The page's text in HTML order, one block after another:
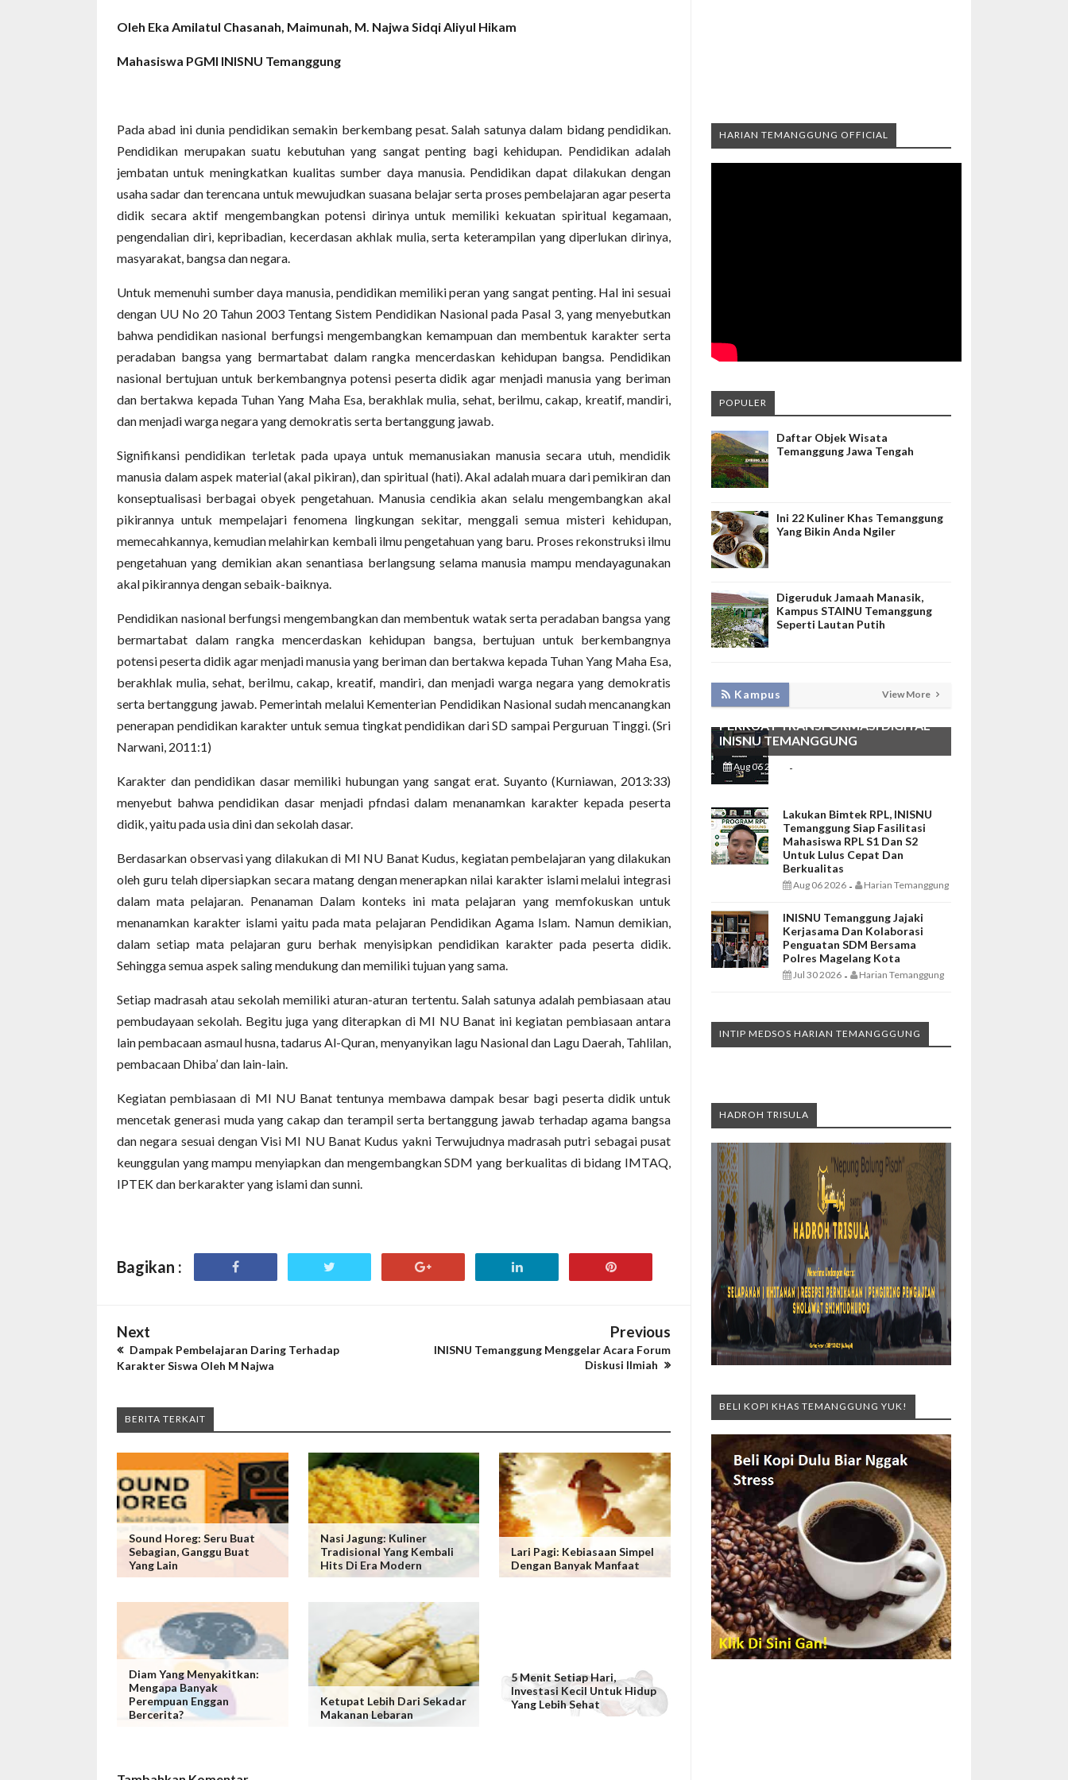
Oleh Eka Amilatul Chasanah, Maimunah, M. Najwa Sidqi Aliyul Hikam
Mahasiswa PGMI INISNU Temanggung
Pada abad ini dunia pendidikan semakin berkembang pesat. Salah satunya dalam bidang pendidikan.
Pendidikan merupakan suatu kebutuhan yang sangat penting bagi kehidupan. Pendidikan adalah
jembatan untuk meningkatkan kualitas sumber daya manusia. Pendidikan dapat dilakukan dengan
usaha sadar dan terencana untuk mewujudkan suasana belajar serta proses pembelajaran agar peserta
didik secara aktif mengembangkan potensi dirinya untuk memiliki kekuatan spiritual kegamaan,
pengendalian diri, kepribadian, kecerdasan akhlak mulia, serta keterampilan yang diperlukan dirinya,
masyarakat, bangsa dan negara.
Untuk memenuhi sumber daya manusia, pendidikan memiliki peran yang sangat penting. Hal ini sesuai
dengan UU No 20 Tahun 2003 Tentang Sistem Pendidikan Nasional pada Pasal 3, yang menyebutkan
bahwa pendidikan nasional berfungsi mengembangkan kemampuan dan membentuk karakter serta
peradaban bangsa yang bermartabat dalam rangka mencerdaskan kehidupan bangsa. Pendidikan
nasional bertujuan untuk berkembangnya potensi peserta didik agar menjadi manusia yang beriman
dan bertakwa kepada Tuhan Yang Maha Esa, berakhlak mulia, sehat, berilmu, cakap, kreatif, mandiri,
dan menjadi warga negara yang demokratis serta bertanggung jawab.
Signifikansi pendidikan terletak pada upaya untuk memanusiakan manusia secara utuh, mendidik
manusia dalam aspek material (akal pikiran), dan spiritual (hati). Akal adalah muara dari pemikiran dan
konseptualisasi berbagai obyek pengetahuan. Manusia cendikia akan selalu mengembangkan akal
pikirannya untuk mempelajari fenomena lingkungan sekitar, menggali semua misteri kehidupan,
memecahkannya, kemudian melahirkan kembali ilmu pengetahuan yang baru. Proses rekonstruksi ilmu
pengetahuan yang demikian akan senantiasa berlangsung selama manusia mampu mendayagunakan
akal pikirannya dengan sebaik-baiknya.
Pendidikan nasional berfungsi mengembangkan dan membentuk watak serta peradaban bangsa yang
bermartabat dalam rangka mencerdaskan kehidupan bangsa, bertujuan untuk berkembangnya
potensi peserta didik agar menjadi manusia yang beriman dan bertakwa kepada Tuhan Yang Maha Esa,
berakhlak mulia, sehat, berilmu, cakap, kreatif, mandiri, dan menjadi warga negara yang demokratis
serta bertanggung jawab. Pemerintah melalui Kementerian Pendidikan Nasional sudah mencanangkan
penerapan pendidikan karakter untuk semua tingkat pendidikan dari SD sampai Perguruan Tinggi. (Sri
Narwani, 2011:1)
Karakter dan pendidikan dasar memiliki hubungan yang sangat erat. Suyanto (Kurniawan, 2013:33)
menyebut bahwa pendidikan dasar menjadi pfndasi dalam menanamkan karakter kepada peserta
didik, yaitu pada usia dini dan sekolah dasar.
Berdasarkan observasi yang dilakukan di MI NU Banat Kudus, kegiatan pembelajaran yang dilakukan
oleh guru telah dipersiapkan secara matang dengan menerapkan nilai karakter islami melalui integrasi
dalam mata pelajaran. Penanaman Dalam konteks ini mata pelajaran yang memfokuskan untuk
menanamkan karakter islami yaitu pada mata pelajaran Pendidikan Agama Islam. Namun demikian,
dalam setiap mata pelajaran guru berhak menyisipkan pendidikan karakter pada peserta didik.
Sehingga semua aspek saling mendukung dan memiliki tujuan yang sama.
Setiap madrasah atau sekolah memiliki aturan-aturan tertentu. Salah satunya adalah pembiasaan atau
pembudayaan sekolah. Begitu juga yang diterapkan di MI NU Banat ini kegiatan pembiasaan antara
lain pembacaan asmaul husna, tadarus Al-Quran, menyanyikan lagu Nasional dan Lagu Daerah, Tahlilan,
pembacaan Dhiba’ dan lain-lain.
Kegiatan pembiasaan di MI NU Banat tentunya membawa dampak besar bagi peserta didik untuk
mencetak generasi muda yang cakap dan terampil serta bertanggung jawab terhadap agama bangsa
dan negara sesuai dengan Visi MI NU Banat Kudus yakni Terwujudnya madrasah putri sebagai pusat
keunggulan yang mampu menyiapkan dan mengembangkan SDM yang berkualitas di bidang IMTAQ,
IPTEK dan berkarakter yang islami dan sunni.
Bagikan :
Next
Dampak Pembelajaran Daring Terhadap
Karakter Siswa Oleh M Najwa
Previous
INISNU Temanggung Menggelar Acara Forum
Diskusi Ilmiah
BERITA TERKAIT
Sound Horeg: Seru Buat
Sebagian, Ganggu Buat
Yang Lain
Nasi Jagung: Kuliner
Tradisional Yang Kembali
Hits Di Era Modern
Lari Pagi: Kebiasaan Simpel
Dengan Banyak Manfaat
Diam Yang Menyakitkan:
Mengapa Banyak
Perempuan Enggan
Bercerita?
Ketupat Lebih Dari Sekadar
Makanan Lebaran
5 Menit Setiap Hari,
Investasi Kecil Untuk Hidup
Yang Lebih Sehat
HARIAN TEMANGGUNG OFFICIAL
POPULER
Daftar Objek Wisata
Temanggung Jawa Tengah
Ini 22 Kuliner Khas Temanggung
Yang Bikin Anda Ngiler
Digeruduk Jamaah Manasik,
Kampus STAINU Temanggung
Seperti Lautan Putih
Kampus View More
KEMBANGKAN SIM LAYANAN,
HADIRKAN TIM SEVIMA UNTUK
PERKUAT TRANSFORMASI DIGITAL
INISNU TEMANGGUNG
Aug 06 2026 -
Lakukan Bimtek RPL, INISNU
Temanggung Siap Fasilitasi
Mahasiswa RPL S1 Dan S2
Untuk Lulus Cepat Dan
Berkualitas
Aug 06 2026 - Harian Temanggung
INISNU Temanggung Jajaki
Kerjasama Dan Kolaborasi
Penguatan SDM Bersama
Polres Magelang Kota
Jul 30 2026 - Harian Temanggung
INTIP MEDSOS HARIAN TEMANGGGUNG
HADROH TRISULA
BELI KOPI KHAS TEMANGGUNG YUK!